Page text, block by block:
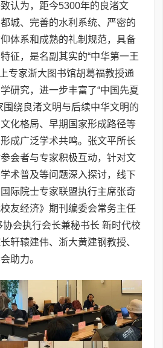
认为，距今5300年的良渚文
城、完善的水利系统、严密的
体系和成熟的礼制规范，具备
征，是名副其实的“中华第一王
专家浙大图书馆胡葛福教授通
研究，进一步丰富了“中国先夏
围绕良渚文明与后续中华文明的
化格局、早期国家形成路径等
成广泛学术共鸣。张文平所长
会者与专家积极互动，针对文
术普及等问题深入探讨，线下
际院士专家联盟执行主席张奇
友经济》期刊编委会常务主任
会执行会长兼秘书长 新时代校
轩辕建伟、浙大黄建钢教授、
助力。